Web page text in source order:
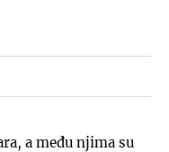
a među njima su